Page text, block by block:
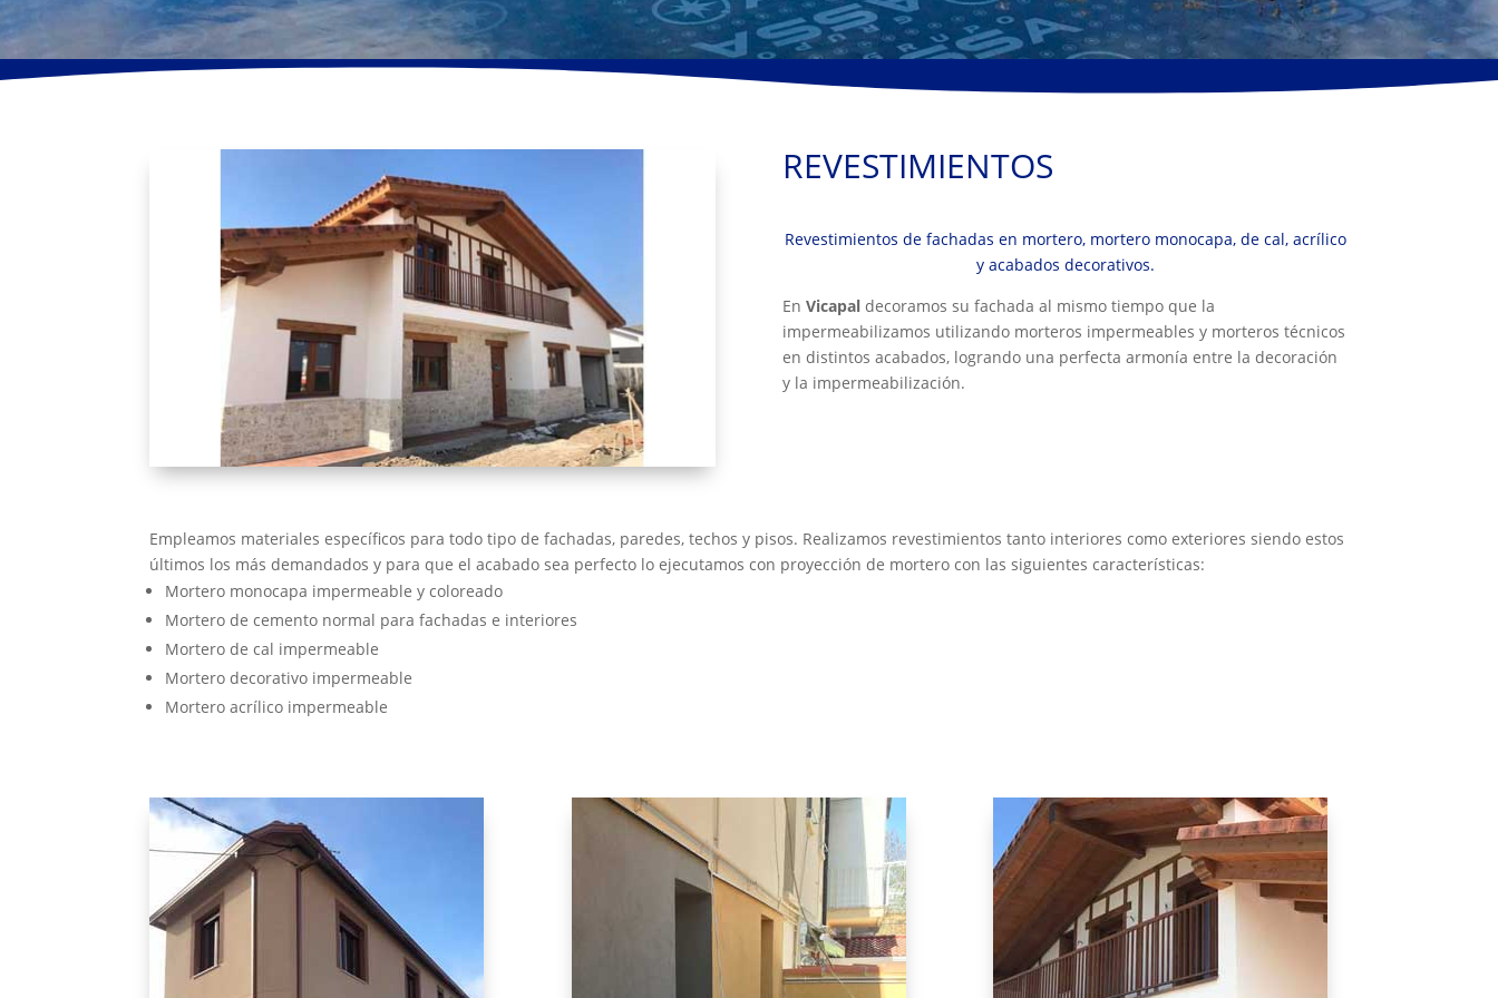
REVESTIMIENTOS
Revestimientos de fachadas en mortero, mortero monocapa, de cal, acrílico
y acabados decorativos.
En Vicapaldecoramos su fachada al mismo tiempo que la
impermeabilizamos utilizando morteros impermeables y morteros técnicos
en distintos acabados, logrando una perfecta armonía entre la decoración
y la impermeabilización.
Empleamos materiales específicos para todo tipo de fachadas, paredes, techos y pisos. Realizamos revestimientos tanto interiores como exteriores siendo estos
últimos los más demandados y para que el acabado sea perfecto lo ejecutamos con proyección de mortero con las siguientes características:
Mortero monocapa impermeable y coloreado
Mortero de cemento normal para fachadas e interiores
Mortero de cal impermeable
Mortero decorativo impermeable
Mortero acrílico impermeable